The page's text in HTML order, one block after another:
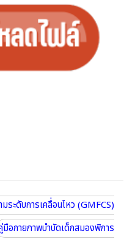
ะดับการเคลื่อนไหว (GMFCS)
มือกายภาพบำบัดเด็กสมองพิการ